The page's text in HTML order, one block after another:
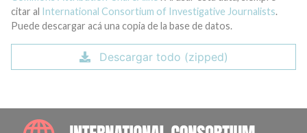
citar al International Consortium of Investigative Journalists.
Puede descargar acá una copia de la base de datos.
Descargar todo (zipped)